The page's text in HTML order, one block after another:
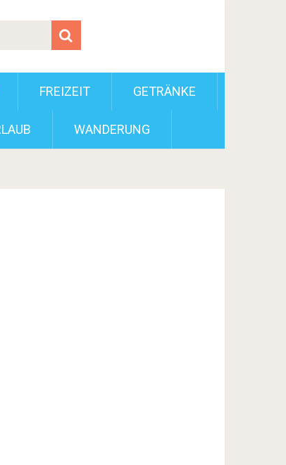
FREIZEIT GETRÄNKE
WANDERUNG